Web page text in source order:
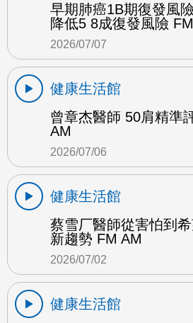
早期肺癌1B期復發風
降低5 8成復發風險
2026/07/07
健康生活館
曾章杰醫師 50肩精準
AM
2026/07/06
健康生活館
蔡雪厂醫師從害怕到
新趨勢 FM AM
2026/07/02
健康生活館